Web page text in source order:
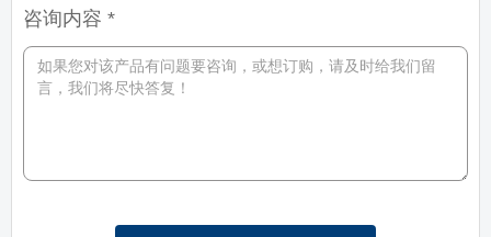
咨询内容 *